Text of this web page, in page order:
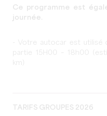
Ce programme est
journée.
- Votre autocar est utilisé
partie 15H00 – 18h00
km)
TARIFS GROUPES 2026